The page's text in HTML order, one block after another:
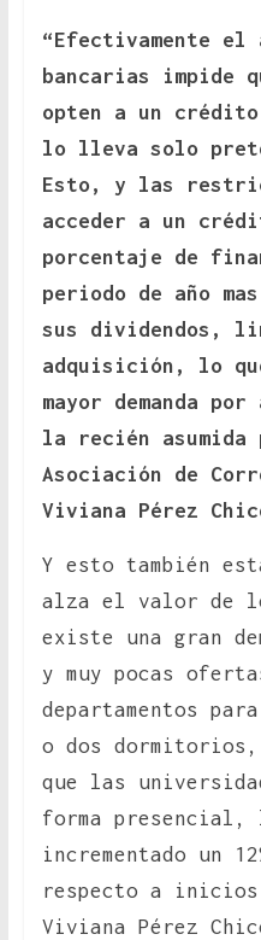
“Efectivamente
bancarias impide
opten a un
lo lleva solo
Esto, y las
acceder a un
porcentaje de
periodo de año
sus dividendos,
adquisición, lo
mayor demanda
la recién
Asociación de
Viviana Pérez
Y esto también
alza el valor de
existe una gran
y muy pocas
departamentos
o dos dormitorios,
que las
forma presencial,
incrementado un
respecto a inicios
Viviana Pérez